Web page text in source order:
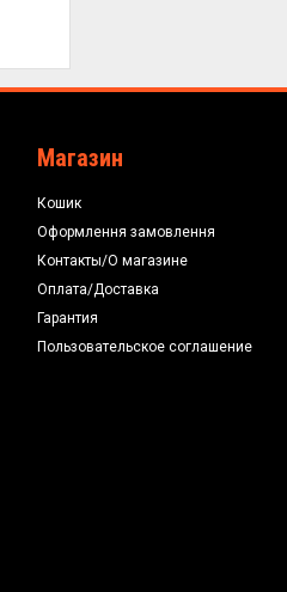
Магазин
Кошик
Оформлення замовлення
Контакты/О магазине
Оплата/Доставка
Гарантия
Пользовательское соглашение